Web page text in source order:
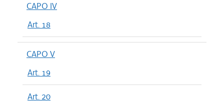
CAPO IV
Art. 18
CAPO V
Art. 19
Art. 20